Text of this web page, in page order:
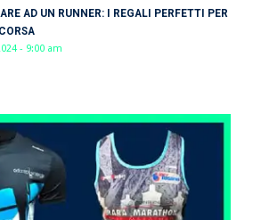
AD UN RUNNER: I REGALI PERFETTI PER
- 9:00 am